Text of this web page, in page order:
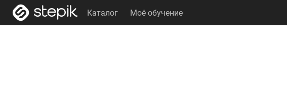
Каталог Моё обучение